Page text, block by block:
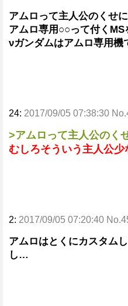
アムロって主人公のくせ
アムロ専用○○って付くMS
νガンダムはアムロ専用機
24: 2017/09/05 07:38:30
>アムロって主人公のく
むしろそういう主人公少
2: 2017/09/05 07:20:40
アムロはとくにカスタム
し…